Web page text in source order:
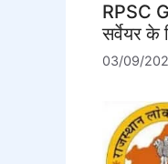
RPSC
सर्वेयर के
03/09/